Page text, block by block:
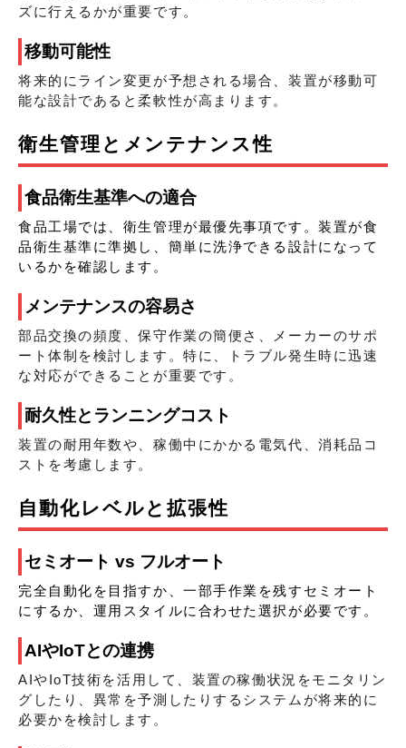
ズに行えるかが重要です。
移動可能性
将来的にライン変更が予想される場合、装置が移動可
能な設計であると柔軟性が高まります。
衛生管理とメンテナンス性
食品衛生基準への適合
食品工場では、衛生管理が最優先事項です。装置が食
品衛生基準に準拠し、簡単に洗浄できる設計になって
いるかを確認します。
メンテナンスの容易さ
部品交換の頻度、保守作業の簡便さ、メーカーのサポ
ート体制を検討します。特に、トラブル発生時に迅速
な対応ができることが重要です。
耐久性とランニングコスト
装置の耐用年数や、稼働中にかかる電気代、消耗品コ
ストを考慮します。
自動化レベルと拡張性
セミオート vs フルオート
完全自動化を目指すか、一部手作業を残すセミオート
にするか、運用スタイルに合わせた選択が必要です。
AIやIoTとの連携
AIやIoT技術を活用して、装置の稼働状況をモニタリン
グしたり、異常を予測したりするシステムが将来的に
必要かを検討します。